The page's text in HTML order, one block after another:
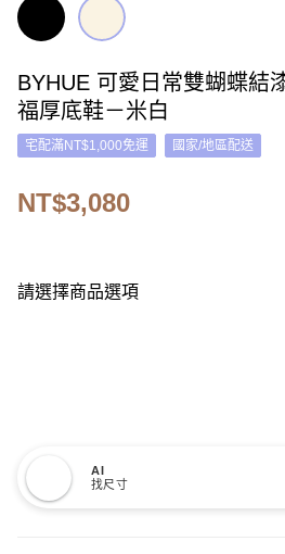
BYHUE 可愛日常雙蝴蝶結
福厚底鞋－米白
宅配滿NT$1,000免運 國家/地區配送
NT$3,080
請選擇商品選項
AI
找尺寸